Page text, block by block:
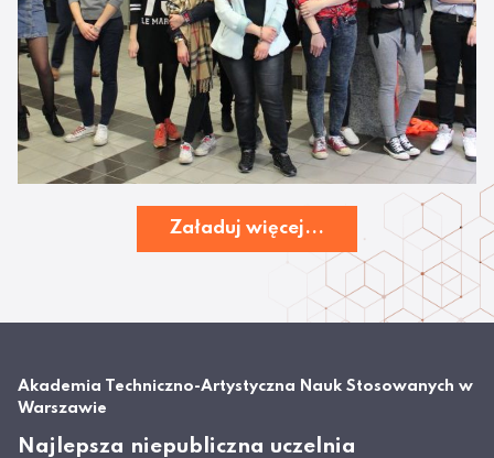
Załaduj więcej...
Akademia Techniczno-Artystyczna Nauk Stosowanych w
Warszawie
Najlepsza niepubliczna uczelnia